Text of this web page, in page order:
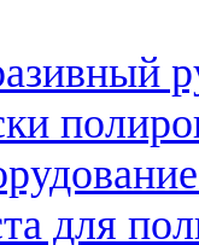
для